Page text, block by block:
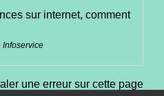
sur internet, comment
Infoservice
une erreur sur cette page